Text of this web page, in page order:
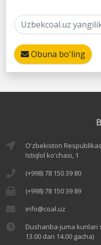
Obuna bo'ling
O'zbekiston
Istiqlol ko'chasi, 1
(+998) 78 150 39 80
(+998) 78 150 39 89
info@coal.uz
Dushanba-juma kunlari
13.00 dan 14.00 gacha)